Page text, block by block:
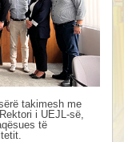
takimesh me
i UEJL-së,
të